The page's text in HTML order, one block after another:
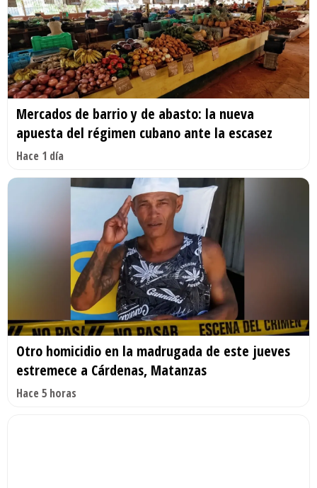
Mercados de barrio y de abasto: la nueva
apuesta del régimen cubano ante la escasez
Hace 1 día
Otro homicidio en la madrugada de este jueves
estremece a Cárdenas, Matanzas
Hace 5 horas